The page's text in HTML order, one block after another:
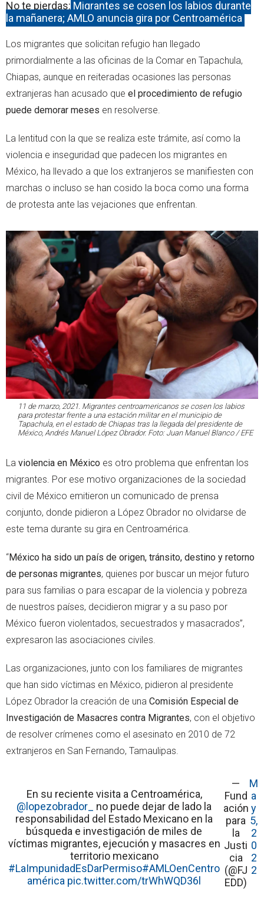
No te pierdas: Migrantes se cosen los labios durante
la mañanera; AMLO anuncia gira por Centroamérica
Los migrantes que solicitan refugio han llegado
primordialmente a las oficinas de la Comar en Tapachula,
Chiapas, aunque en reiteradas ocasiones las personas
extranjeras han acusado que el procedimiento de refugio
puede demorar meses en resolverse.
La lentitud con la que se realiza este trámite, así como la
violencia e inseguridad que padecen los migrantes en
México, ha llevado a que los extranjeros se manifiesten con
marchas o incluso se han cosido la boca como una forma
de protesta ante las vejaciones que enfrentan.
11 de marzo, 2021. Migrantes centroamericanos se cosen los labios
para protestar frente a una estación militar en el municipio de
Tapachula, en el estado de Chiapas tras la llegada del presidente de
México, Andrés Manuel López Obrador. Foto: Juan Manuel Blanco / EFE
La violencia en México es otro problema que enfrentan los
migrantes. Por ese motivo organizaciones de la sociedad
civil de México emitieron un comunicado de prensa
conjunto, donde pidieron a López Obrador no olvidarse de
este tema durante su gira en Centroamérica.
“México ha sido un país de origen, tránsito, destino y retorno
de personas migrantes, quienes por buscar un mejor futuro
para sus familias o para escapar de la violencia y pobreza
de nuestros países, decidieron migrar y a su paso por
México fueron violentados, secuestrados y masacrados”,
expresaron las asociaciones civiles.
Las organizaciones, junto con los familiares de migrantes
que han sido víctimas en México, pidieron al presidente
López Obrador la creación de una Comisión Especial de
Investigación de Masacres contra Migrantes, con el objetivo
de resolver crímenes como el asesinato en 2010 de 72
extranjeros en San Fernando, Tamaulipas.
En su reciente visita a Centroamérica,
@lopezobrador_
no puede dejar de lado la
responsabilidad del Estado Mexicano en la
búsqueda e investigación de miles de
víctimas migrantes, ejecución y masacres en
territorio mexicano
#LaImpunidadEsDarPermiso#AMLOenCentro
américa pic.twitter.com/trWhWQD36l
—
Fund
ación
para
la
Justi
cia
(@FJ
EDD)
M
a
y
5,
2
0
2
2